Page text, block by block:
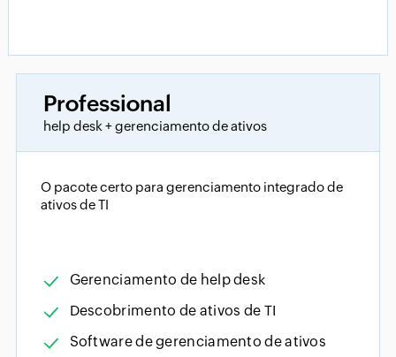
Professional
help desk + gerenciamento de ativos
O pacote certo para gerenciamento integrado de
ativos de TI
Gerenciamento de help desk
Descobrimento de ativos de TI
Software de gerenciamento de ativos